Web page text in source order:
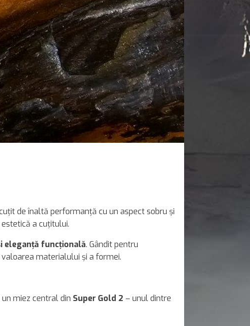
de înaltă performanță cu un aspect sobru și
a cuțitului.
eleganță funcțională. Gândit pentru
materialului și a formei.
miez central din Super Gold 2 – unul dintre